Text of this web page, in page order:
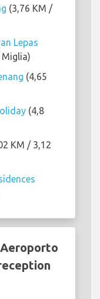
(3,76 KM /
Lepas
Miglia)
(4,65
(4,8
KM / 3,12